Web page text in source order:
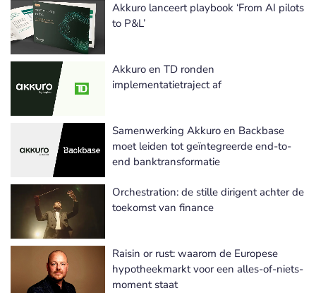
Akkuro lanceert playbook ‘From AI pilots
to P&L’
Akkuro en TD ronden
implementatietraject af
Samenwerking Akkuro en Backbase
moet leiden tot geïntegreerde end-to-
end banktransformatie
Orchestration: de stille dirigent achter de
toekomst van finance
Raisin or rust: waarom de Europese
hypotheekmarkt voor een alles-of-niets-
moment staat